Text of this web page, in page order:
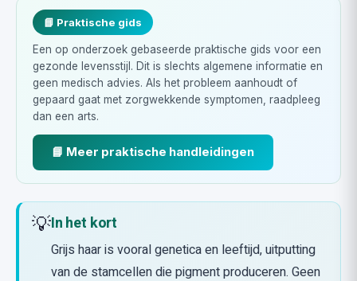
📘 Praktische gids
Een op onderzoek gebaseerde praktische gids voor een
gezonde levensstijl. Dit is slechts algemene informatie en
geen medisch advies. Als het probleem aanhoudt of
gepaard gaat met zorgwekkende symptomen, raadpleeg
dan een arts.
📘 Meer praktische handleidingen
💡In het kort
Grijs haar is vooral genetica en leeftijd, uitputting
van de stamcellen die pigment produceren. Geen